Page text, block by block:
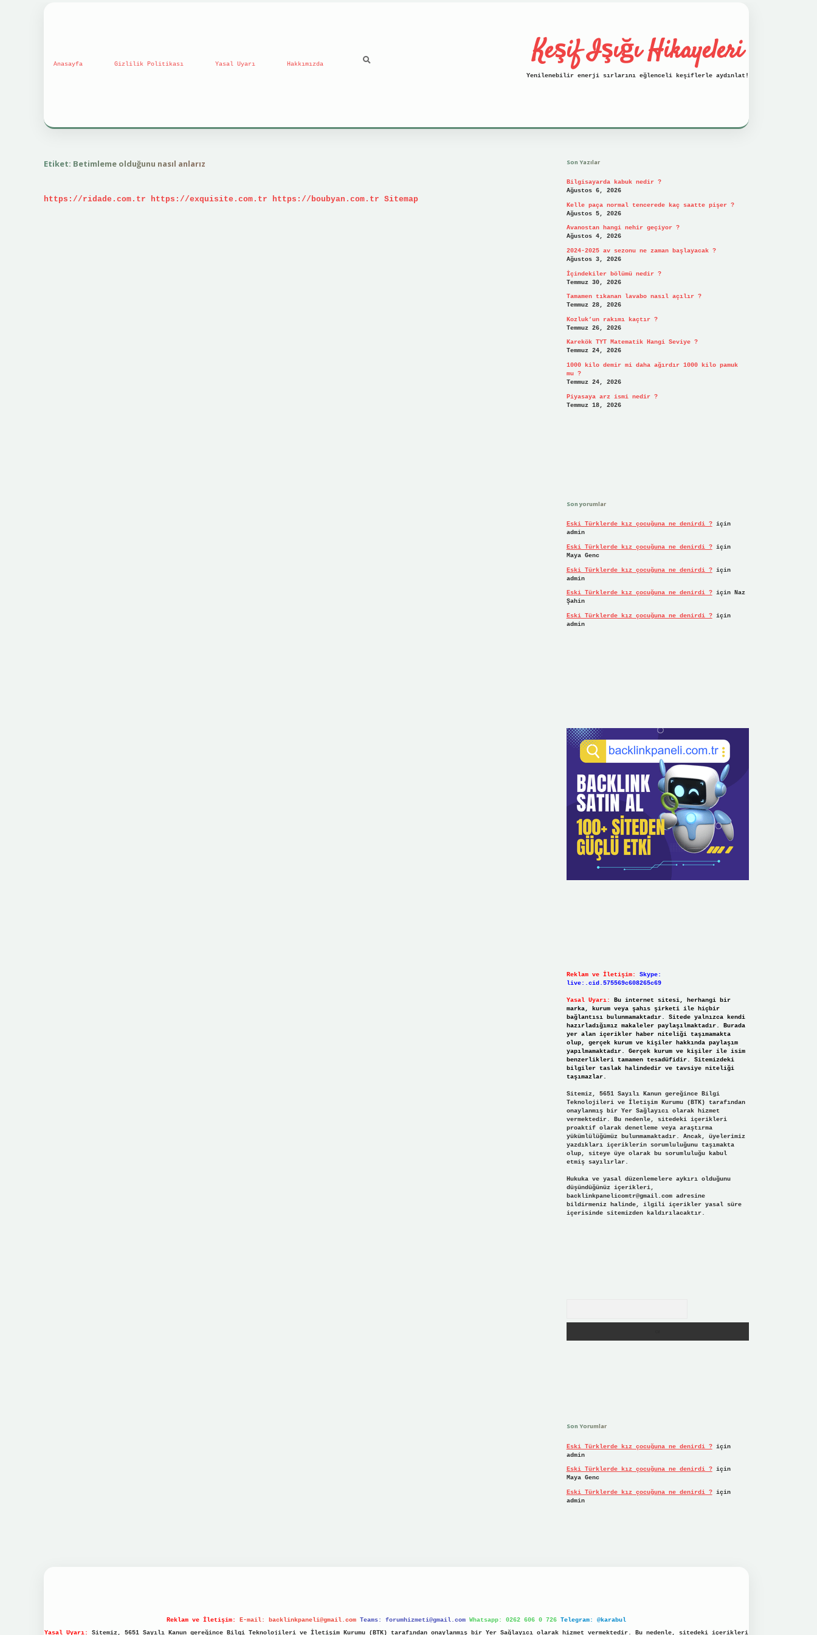
Anasayfa Gizlilik Politikası Yasal Uyarı Hakkımızda Keşif Işığı Hikayeleri
Yenilenebilir enerji sırlarını eğlenceli keşiflerle aydınlat!
Etiket: Betimleme olduğunu nasıl anlarız
https://ridade.com.tr https://exquisite.com.tr https://boubyan.com.tr Sitemap
Son Yazılar
Bilgisayarda kabuk nedir ?
Ağustos 6, 2026
Kelle paça normal tencerede kaç saatte pişer ?
Ağustos 5, 2026
Avanostan hangi nehir geçiyor ?
Ağustos 4, 2026
2024-2025 av sezonu ne zaman başlayacak ?
Ağustos 3, 2026
İçindekiler bölümü nedir ?
Temmuz 30, 2026
Tamamen tıkanan lavabo nasıl açılır ?
Temmuz 28, 2026
Kozluk’un rakımı kaçtır ?
Temmuz 26, 2026
Karekök TYT Matematik Hangi Seviye ?
Temmuz 24, 2026
1000 kilo demir mi daha ağırdır 1000 kilo pamuk
mu ?
Temmuz 24, 2026
Piyasaya arz ismi nedir ?
Temmuz 18, 2026
Son yorumlar
Eski Türklerde kız çocuğuna ne denirdi ?için
admin
Eski Türklerde kız çocuğuna ne denirdi ?için
Maya Genc
Eski Türklerde kız çocuğuna ne denirdi ?için
admin
Eski Türklerde kız çocuğuna ne denirdi ?için Naz
Şahin
Eski Türklerde kız çocuğuna ne denirdi ?için
admin
Reklam ve İletişim:
Skype:
live:.cid.575569c608265c69
Yasal Uyarı:
Bu internet sitesi, herhangi bir
marka, kurum veya şahıs şirketi ile hiçbir
bağlantısı bulunmamaktadır. Sitede yalnızca kendi
hazırladığımız makaleler paylaşılmaktadır. Burada
yer alan içerikler haber niteliği taşımamakta
olup, gerçek kurum ve kişiler hakkında paylaşım
yapılmamaktadır. Gerçek kurum ve kişiler ile isim
benzerlikleri tamamen tesadüfidir. Sitemizdeki
bilgiler taslak halindedir ve tavsiye niteliği
taşımazlar.
Sitemiz, 5651 Sayılı Kanun gereğince Bilgi
Teknolojileri ve İletişim Kurumu (BTK) tarafından
onaylanmış bir Yer Sağlayıcı olarak hizmet
vermektedir. Bu nedenle, sitedeki içerikleri
proaktif olarak denetleme veya araştırma
yükümlülüğümüz bulunmamaktadır. Ancak, üyelerimiz
yazdıkları içeriklerin sorumluluğunu taşımakta
olup, siteye üye olarak bu sorumluluğu kabul
etmiş sayılırlar.
Hukuka ve yasal düzenlemelere aykırı olduğunu
düşündüğünüz içerikleri,
backlinkpanelicomtr@gmail.comadresine
bildirmeniz halinde, ilgili içerikler yasal süre
içerisinde sitemizden kaldırılacaktır.
Son Yorumlar
Eski Türklerde kız çocuğuna ne denirdi ?için
admin
Eski Türklerde kız çocuğuna ne denirdi ?için
Maya Genc
Eski Türklerde kız çocuğuna ne denirdi ?için
admin
Reklam ve İletişim: E-mail: backlinkpaneli@gmail.com Teams: forumhizmeti@gmail.com Whatsapp: 0262 606 0 726
Telegram: @karabul
Yasal Uyarı:
Sitemiz, 5651 Sayılı Kanun gereğince Bilgi Teknolojileri ve İletişim Kurumu (BTK) tarafından onaylanmış bir Yer Sağlayıcı olarak hizmet vermektedir. Bu nedenle, sitedeki içerikleri